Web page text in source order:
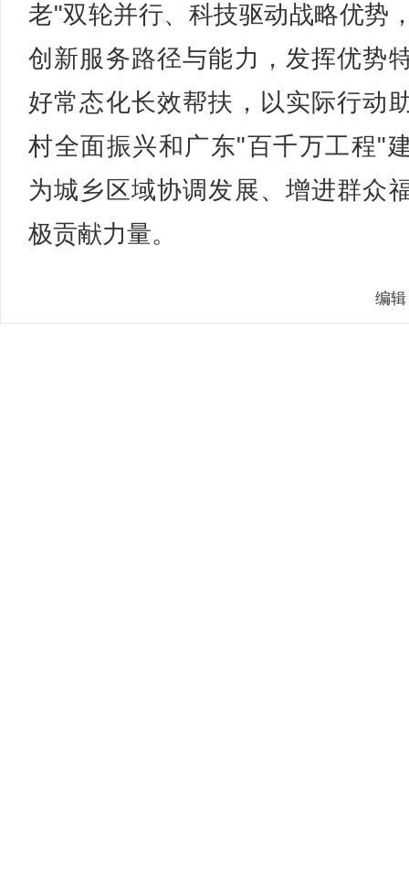
老"双轮并行、科技驱动战略优势
创新服务路径与能力，发挥优势
好常态化长效帮扶，以实际行动
村全面振兴和广东"百千万工程"
为城乡区域协调发展、增进群众
极贡献力量。
编